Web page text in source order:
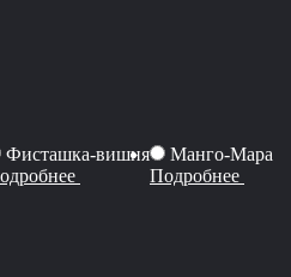
Фисташка-вишня
Манго-
Подробнее